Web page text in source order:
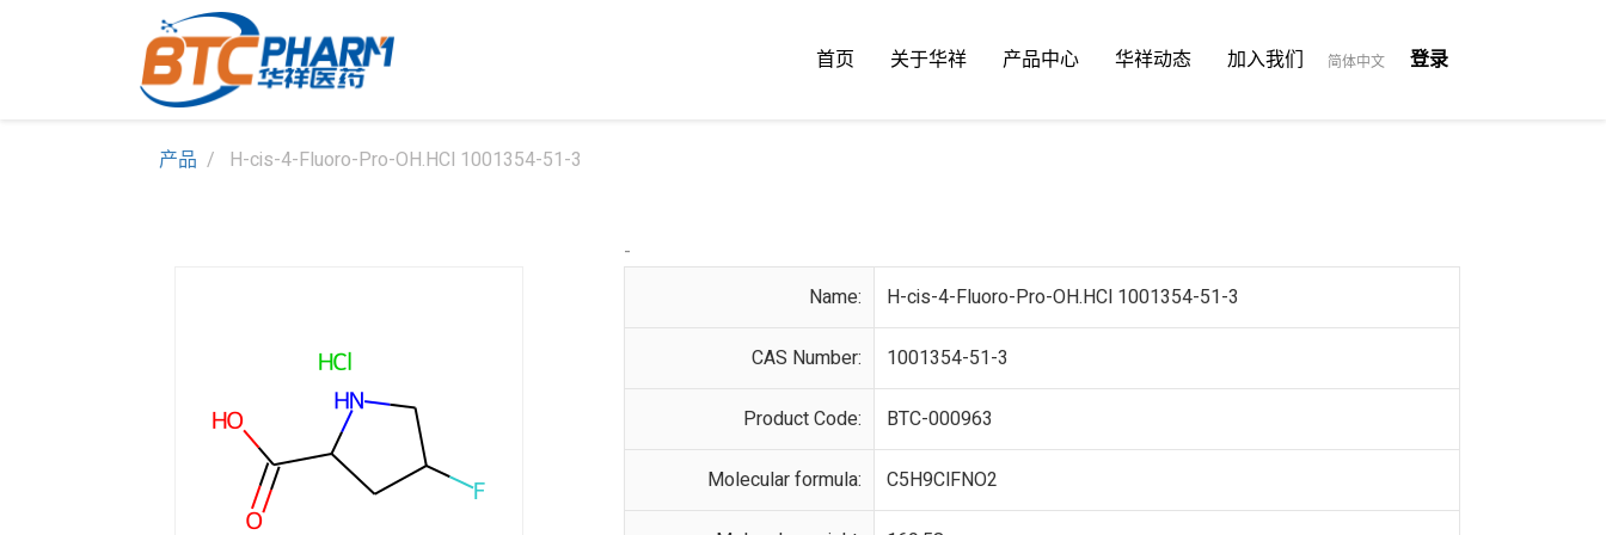
首页 关于华祥 产品中心 华祥动态 加入我们 简体中文 登录
产品 H-cis-4-Fluoro-Pro-OH.HCl 1001354-51-3
-
Name:
H-cis-4-Fluoro-Pro-OH.HCl 1001354-51-3
CAS Number: 1001354-51-3
Product Code: BTC-000963
Molecular formula: C5H9ClFNO2